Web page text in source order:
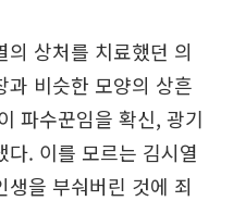
상처를 치료했던 의
과 비슷한 모양의 상흔
파수꾼임을 확신, 광기
다. 이를 모르는 김시열
을 부숴버린 것에 죄